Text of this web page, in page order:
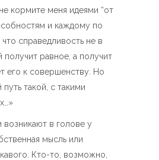
кормите меня идеями “от
и каждому по
справедливость не в
получит равное, а получит
его к совершенству. Но
такой, с такими
возникают в голове у
мысль или
Кто-то, возможно,